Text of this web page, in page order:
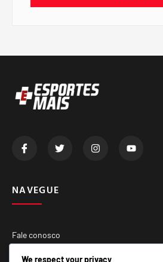
NAVEGUE
Fale conosco
Quem Somos
We respect your privacy